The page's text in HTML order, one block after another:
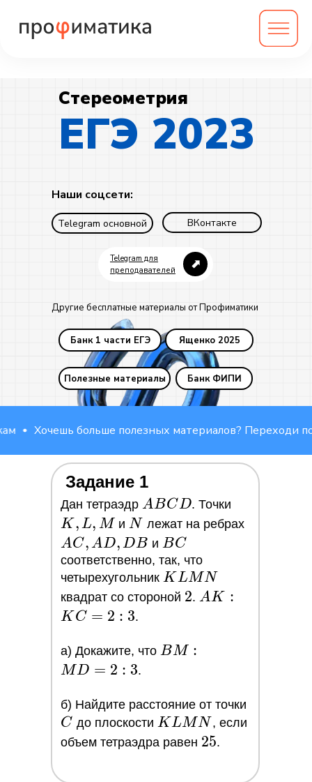
Стереометрия
ЕГЭ 2023
ВКонтакте
Telegram основной
Другие бесплатные материалы от Профиматики
Банк 1 части ЕГЭ Ященко 2025
Банк ФИПИ
Полезные материалы
Telegram для
преподавателей
⬈
Наши соцсети:
Хочешь больше полезных материалов? Переходи по
Задание 1
Дан тетраэдр ABCD
ABCD. Точки
,
K ,L, M иN
N лежат на ребрахAC,
AC,AD, DB иBC
BC
соответственно, так, что
четырехугольник KLMN
KLMN
квадрат со стороной 2
2. AK:KC=2:3
AK :
K C = 2 : 3.
a) Докажите, что BM:MD=2:3
BM :
MD = 2 : 3.
б) Найдите расстояние от точки
C до плоскости KLMN
KLMN , если
объем тетраэдра равен 25
25.